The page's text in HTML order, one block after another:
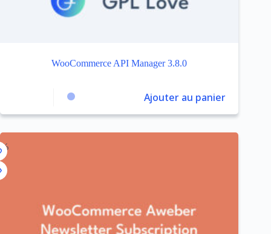
WooCommerce API Manager 3.8.0
Ajouter au panier